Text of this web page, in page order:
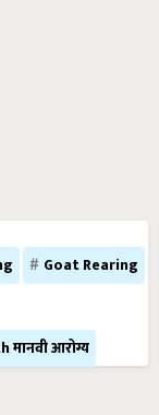
Goat Rearing
आरोग्य